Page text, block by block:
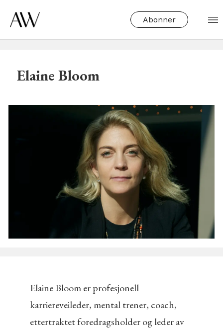
Abonner
bloom
Elaine Bloom
Elaine Bloom er profesjonell
karriereveileder, mental trener, coach,
ettertraktet foredragsholder og leder av